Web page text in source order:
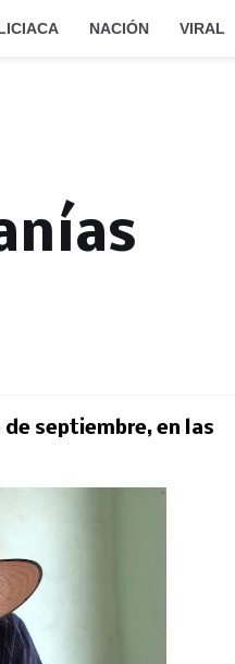
NACIÓN VIRAL
septiembre, en las